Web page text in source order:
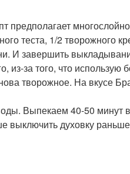
теста, 1/2 творожного
И завершить
из-за того, что использую
творожное. На вкусе
Выпекаем 40-50 минут в
выключить духовку